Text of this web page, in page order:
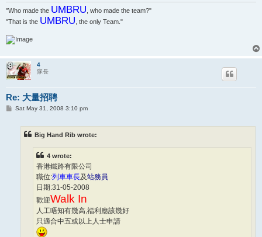
"Who made the UMBRU , who made the team?"
"That is the UMBRU , the only Team."
4
隊長
Re: 大量招聘
PSat May 31, 2008 3:10 pm
Big Hand Rib wrote:
4 wrote:
香港鐵路有限公司
職位:列車車長及站務員
日期:31-05-2008
歡迎Walk In
人工唔知有幾高,福利應該幾好
只適合中五或以上人士申請